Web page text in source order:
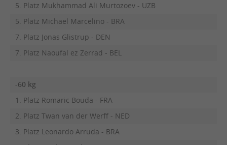
5. Platz Mukhammad Ali Murtozoev - UZB
5. Platz Michael Marcelino - BRA
7. Platz Jonas Glistrup - DEN
7. Platz Naoufal ez Zerrad - BEL
-60 kg
1. Platz Romaric Bouda - FRA
2. Platz Twan van der Werff - NED
3. Platz Leonardo Arruda - BRA